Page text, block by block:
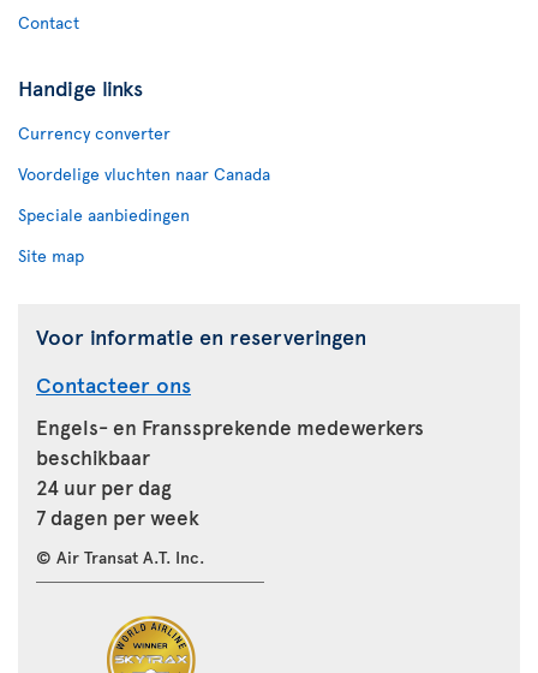
Contact
Handige links
Currency converter
Voordelige vluchten naar Canada
Speciale aanbiedingen
Site map
Voor informatie en reserveringen
Contacteer ons
Engels- en Franssprekende medewerkers
beschikbaar
24 uur per dag
7 dagen per week
© Air Transat A.T. Inc.